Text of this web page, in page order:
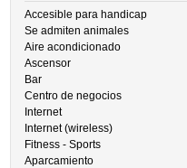
Accesible para handicap
Se admiten animales
Aire acondicionado
Ascensor
Bar
Centro de negocios
Internet
Internet (wireless)
Fitness - Sports
Aparcamiento